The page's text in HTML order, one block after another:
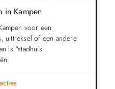
in Kampen
voor een
uittreksel of een andere
is “stadhuis